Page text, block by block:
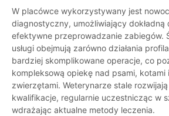
W placówce wykorzystywany jest
diagnostyczny, umożliwiający dokładną
efektywne przeprowadzanie zabiegów.
usługi obejmują zarówno działania
bardziej skomplikowane operacje, co
kompleksową opiekę nad psami, kotami
zwierzętami. Weterynarze stale
kwalifikacje, regularnie uczestnicząc w
wdrażając aktualne metody leczenia.